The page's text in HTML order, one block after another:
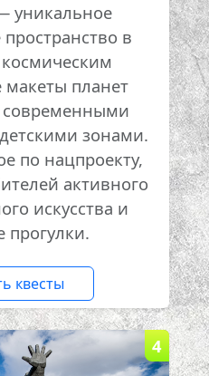
уникальное
в
планет
современными
зонами.
по нацпроекту,
активного
искусства и
прогулки.
квесты
4